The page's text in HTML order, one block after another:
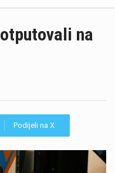
na
Podijeli na X